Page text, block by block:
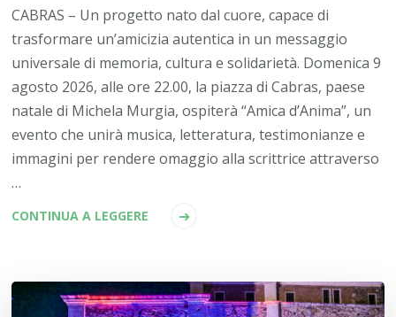
CABRAS – Un progetto nato dal cuore, capace di
trasformare un’amicizia autentica in un messaggio
universale di memoria, cultura e solidarietà. Domenica 9
agosto 2026, alle ore 22.00, la piazza di Cabras, paese
natale di Michela Murgia, ospiterà “Amica d’Anima”, un
evento che unirà musica, letteratura, testimonianze e
immagini per rendere omaggio alla scrittrice attraverso
…
CONTINUA A LEGGERE